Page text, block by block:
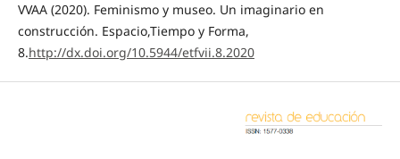
VVAA (2020). Feminismo y museo. Un imaginario en
construcción. Espacio,Tiempo y Forma,
8.http://dx.doi.org/10.5944/etfvii.8.2020